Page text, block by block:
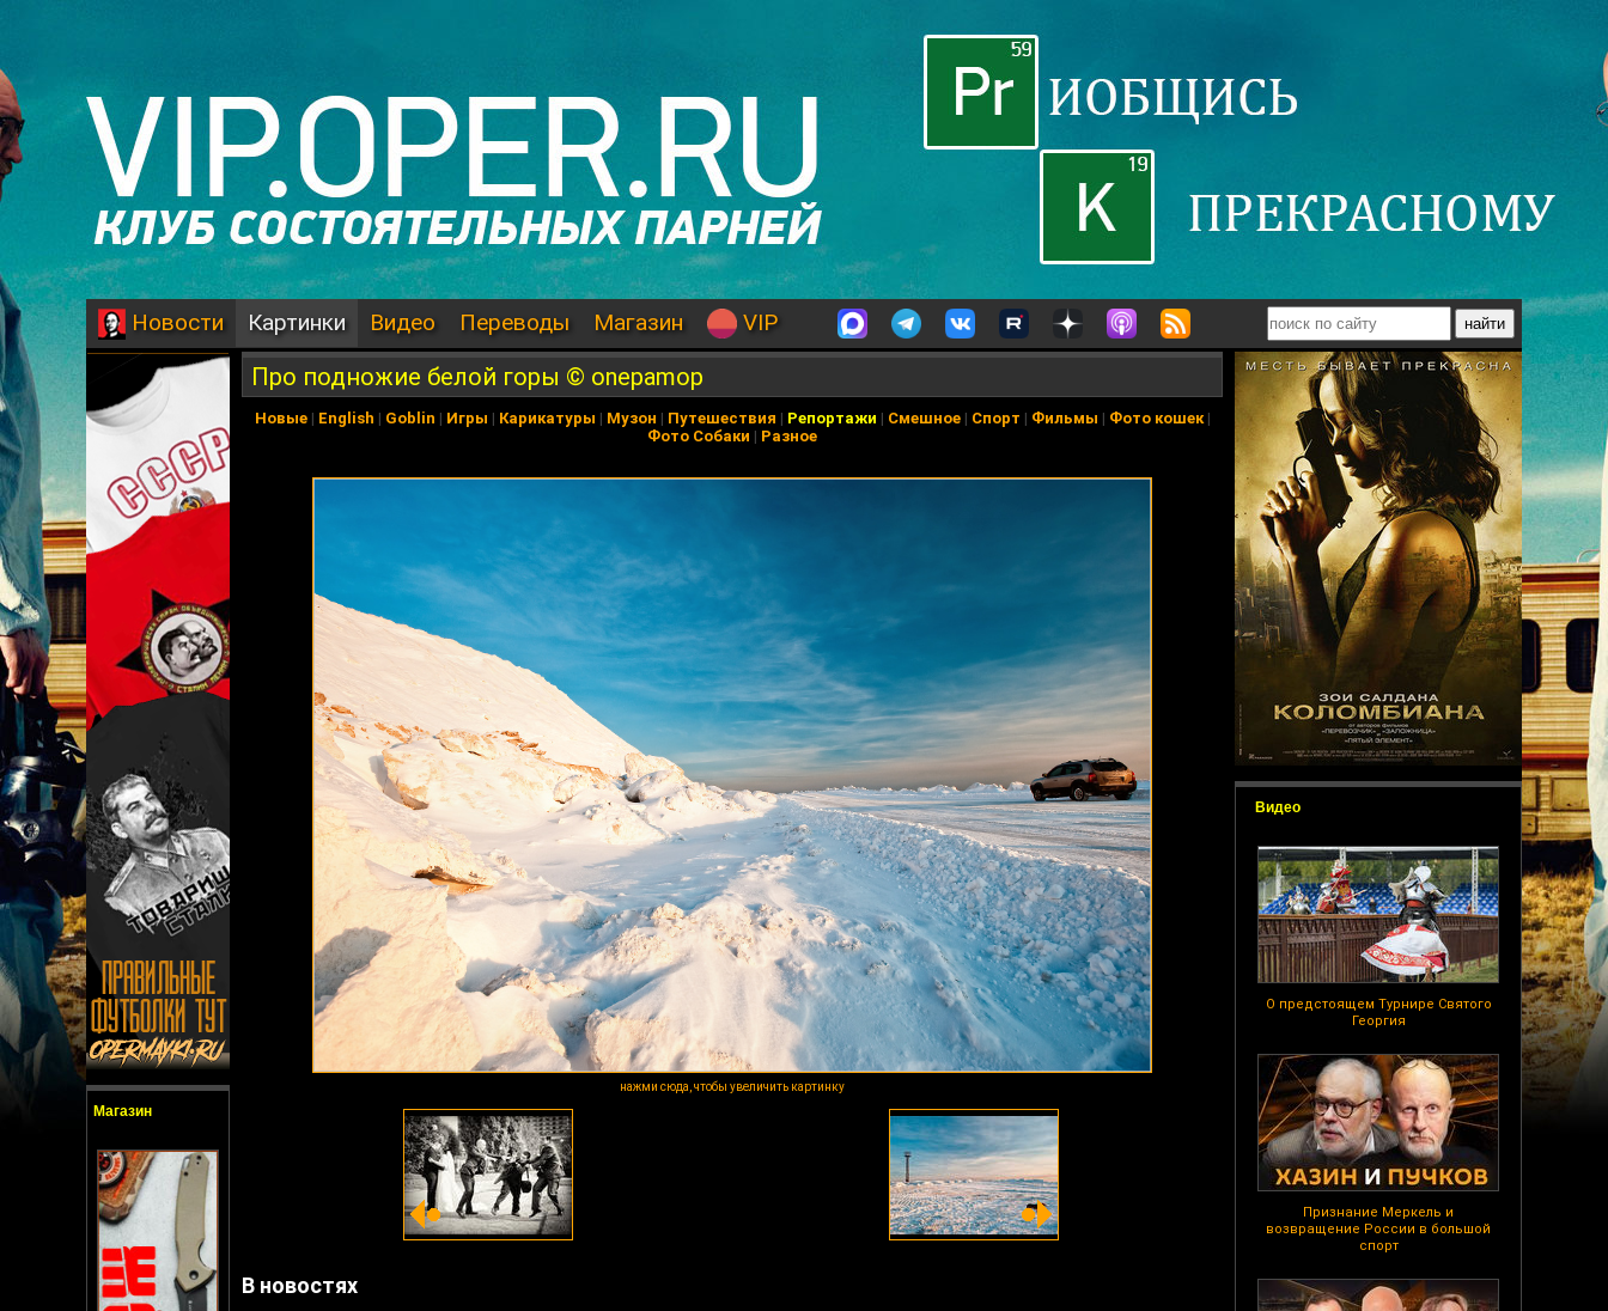
Новости Картинки Видео Переводы Магазин VIP
Магазин
Видео
О предстоящем Турнире Святого
Георгия
Признание Меркель и
возвращение России в большой
спорт
Про подножие белой горы © onepamop
Новые| English | Goblin | Игры | Карикатуры | Музон | Путешествия | Репортажи | Смешное| Спорт | Фильмы | Фото кошек|
Фото Собаки | Разное
нажми сюда, чтобы увеличить картинку
В новостях